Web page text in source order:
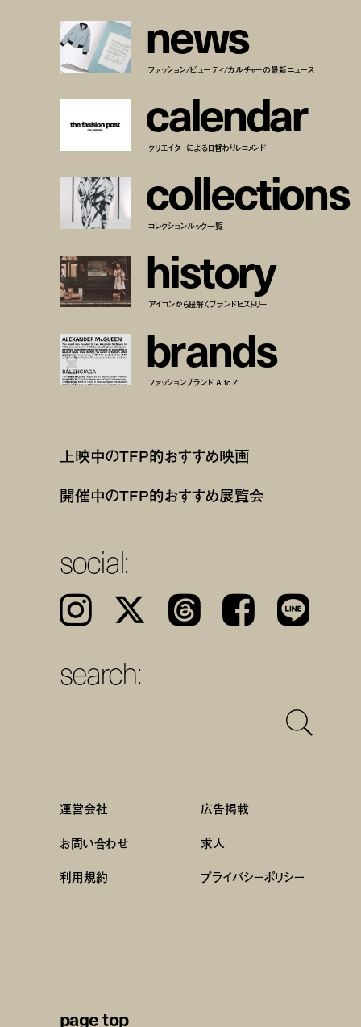
news
ファッション/ビューティ/カルチャーの最新ニュース
calendar
クリエイターによる日替わりレコメンド
collections
コレクションルック一覧
history
アイコンから紐解くブランドヒストリー
brands
ファッションブランド A to Z
上映中のTFP的おすすめ映画
開催中のTFP的おすすめ展覧会
social:
Instagram 𝕏 Threads Facebook LINE
search:
運営会社
広告掲載
お問い合わせ
求人
利用規約
プライバシーポリシー
page top